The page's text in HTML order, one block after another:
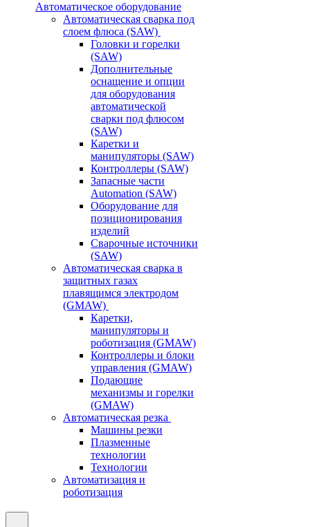
Автоматическое оборудование
Автоматическая сварка под
слоем флюса (SAW)
Головки и горелки
(SAW)
Дополнительные
оснащение и опции
для оборудования
автоматической
сварки под флюсом
(SAW)
Каретки и
манипуляторы (SAW)
Контроллеры (SAW)
Запасные части
Automation (SAW)
Оборудование для
позиционирования
изделий
Сварочные источники
(SAW)
Автоматическая сварка в
защитных газах
плавящимся электродом
(GMAW)
Каретки,
манипуляторы и
роботизация (GMAW)
Контроллеры и блоки
управления (GMAW)
Подающие
механизмы и горелки
(GMAW)
Автоматическая резка
Машины резки
Плазменные
технологии
Технологии
Автоматизация и
роботизация